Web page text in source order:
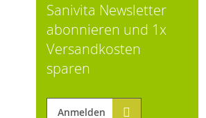
Sanivita Newsletter
abonnieren und 1x
Versandkosten
sparen
Anmelden